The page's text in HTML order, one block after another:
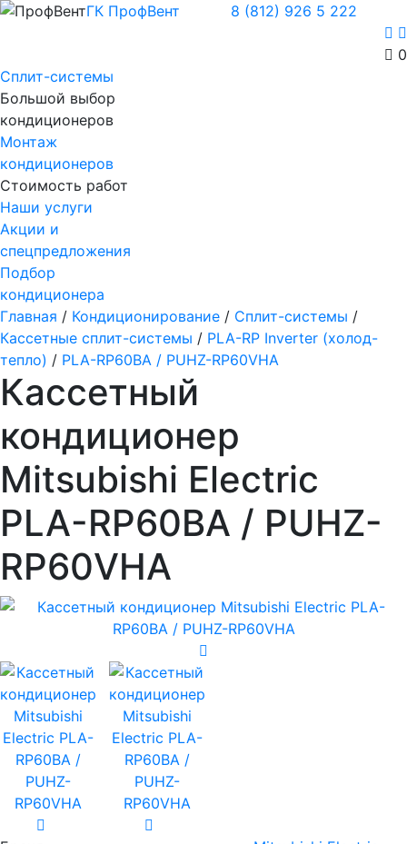
ГК ПрофВент 8 (812) 926 5 222
0
Сплит-системы
Большой выбор
кондиционеров
Монтаж
кондиционеров
Стоимость работ
Наши услуги
Акции и
спецпредложения
Подбор
кондиционера
Главная / Кондиционирование / Сплит-системы /
Кассетные сплит-системы / PLA-RP Inverter (холод-
тепло) / PLA-RP60BA / PUHZ-RP60VHA
Кассетный
кондиционер
Mitsubishi Electric
PLA-RP60BA / PUHZ-
RP60VHA